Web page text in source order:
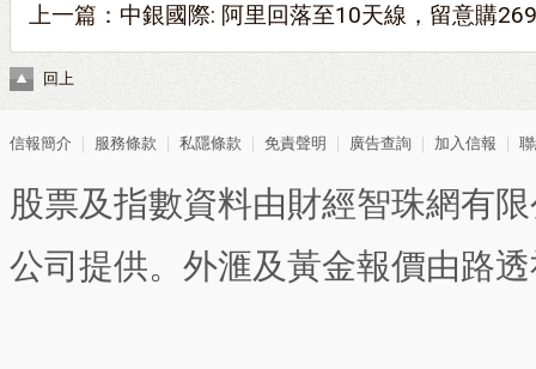
上一篇： 中銀國際: 阿里回落至10天線，留意購
回上
信報簡介 服務條款 私隱條款 免責聲明 廣告查詢 加入信報
股票及指數資料由財經智珠網有
公司提供。外滙及黃金報價由路